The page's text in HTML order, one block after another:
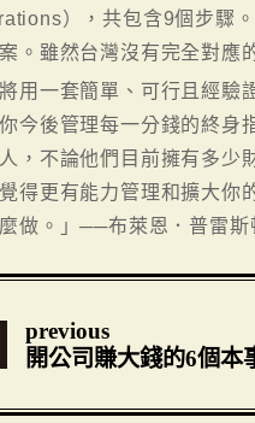
），共包含9個步驟
。雖然台灣沒有完全對應
將用一套簡單、可行且經
今後管理每一分錢的終身
，不論他們目前擁有多少
得更有能力管理和擴大
做。」──布萊恩．普雷斯
previous
開公司賺大錢的6個本